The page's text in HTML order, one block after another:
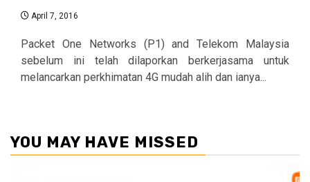
April 7, 2016
Packet One Networks (P1) and Telekom Malaysia
sebelum ini telah dilaporkan berkerjasama untuk
melancarkan perkhimatan 4G mudah alih dan ianya...
YOU MAY HAVE MISSED